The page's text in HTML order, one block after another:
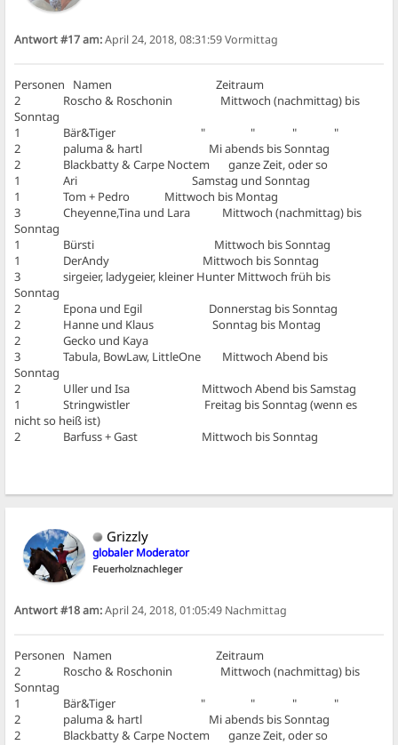
Antwort #17 am:April 24, 2018, 08:31:59 Vormittag
Personen Namen Zeitraum
2 Roscho & Roschonin Mittwoch (nachmittag) bis
Sonntag
1 Bär&Tiger " " " "
2 paluma & hartl Mi abends bis Sonntag
2 Blackbatty & Carpe Noctem ganze Zeit, oder so
1 Ari Samstag und Sonntag
1 Tom + Pedro Mittwoch bis Montag
3 Cheyenne,Tina und Lara Mittwoch (nachmittag) bis
Sonntag
1 Bürsti Mittwoch bis Sonntag
1 DerAndy Mittwoch bis Sonntag
3 sirgeier, ladygeier, kleiner Hunter Mittwoch früh bis
Sonntag
2 Epona und Egil Donnerstag bis Sonntag
2 Hanne und Klaus Sonntag bis Montag
2 Gecko und Kaya
3 Tabula, BowLaw, LittleOne Mittwoch Abend bis
Sonntag
2 Uller und Isa Mittwoch Abend bis Samstag
1 Stringwistler Freitag bis Sonntag (wenn es
nicht so heiß ist)
2 Barfuss + Gast Mittwoch bis Sonntag
Grizzly
globaler Moderator
Feuerholznachleger
Antwort #18 am:April 24, 2018, 01:05:49 Nachmittag
Personen Namen Zeitraum
2 Roscho & Roschonin Mittwoch (nachmittag) bis
Sonntag
1 Bär&Tiger " " " "
2 paluma & hartl Mi abends bis Sonntag
2 Blackbatty & Carpe Noctem ganze Zeit, oder so